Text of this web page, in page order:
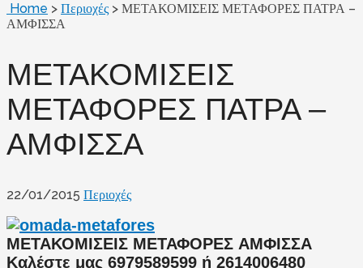
Home > Περιοχές > ΜΕΤΑΚΟΜΙΣΕΙΣ ΜΕΤΑΦΟΡΕΣ ΠΑΤΡΑ –
ΑΜΦΙΣΣΑ
ΜΕΤΑΚΟΜΙΣΕΙΣ
ΜΕΤΑΦΟΡΕΣ ΠΑΤΡΑ –
ΑΜΦΙΣΣΑ
22/01/2015 Περιοχές
ΜΕΤΑΚΟΜΙΣΕΙΣ ΜΕΤΑΦΟΡΕΣ ΑΜΦΙΣΣΑ
Καλέστε μας 6979589599 ή 2614006480